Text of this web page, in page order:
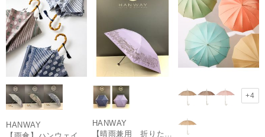
HANWAY
HANWAY
+4